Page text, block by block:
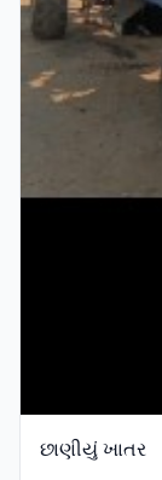
છાણીયું ખાતર